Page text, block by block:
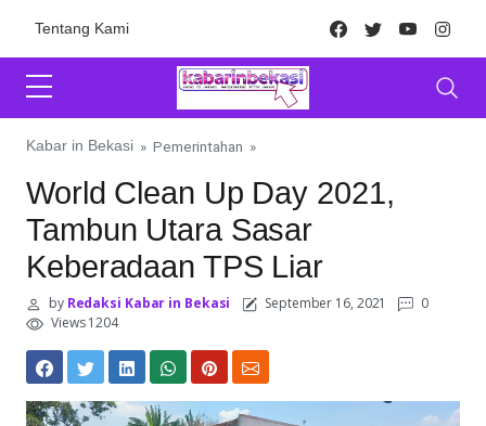
Tentang Kami Facebook
TwitterYoutube
Kabar in Bekasi » Pemerintahan »
World Clean Up Day 2021,
Tambun Utara Sasar
Keberadaan TPS Liar
byRedaksi Kabar in Bekasi September 16, 2021
0
Views 1204